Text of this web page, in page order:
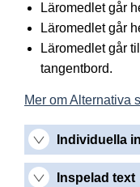
Läromedlet går
Läromedlet går
Läromedlet går
tangentbord.
Mer om Alternativa
Individuella
Inspelad text